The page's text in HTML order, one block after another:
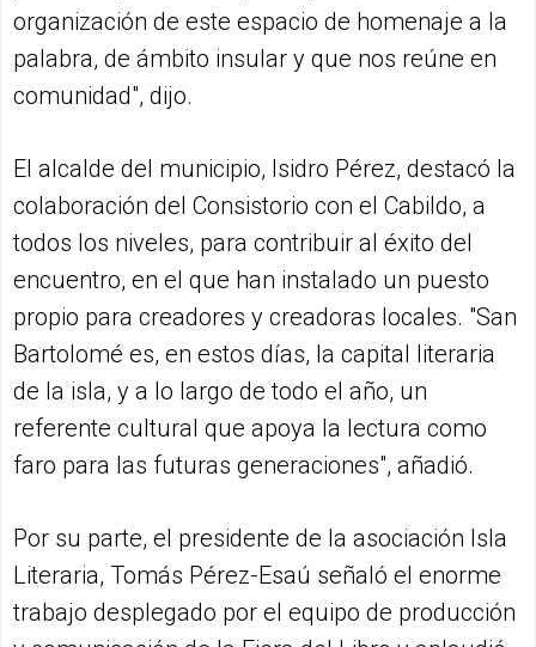
organización de este espacio de homenaje a la
palabra, de ámbito insular y que nos reúne en
comunidad", dijo.
El alcalde del municipio, Isidro Pérez, destacó la
colaboración del Consistorio con el Cabildo, a
todos los niveles, para contribuir al éxito del
encuentro, en el que han instalado un puesto
propio para creadores y creadoras locales. "San
Bartolomé es, en estos días, la capital literaria
de la isla, y a lo largo de todo el año, un
referente cultural que apoya la lectura como
faro para las futuras generaciones", añadió.
Por su parte, el presidente de la asociación Isla
Literaria, Tomás Pérez-Esaú señaló el enorme
trabajo desplegado por el equipo de producción